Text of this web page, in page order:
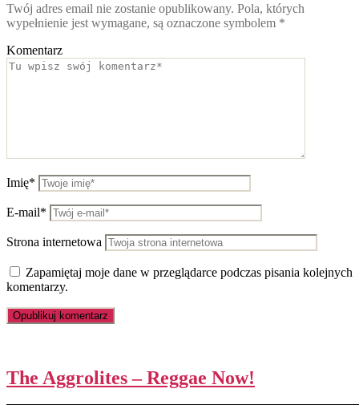
Twój adres email nie zostanie opublikowany. Pola, których
wypełnienie jest wymagane, są oznaczone symbolem *
Komentarz
Imię*
E-mail*
Strona internetowa
Zapamiętaj moje dane w przeglądarce podczas pisania kolejnych
komentarzy.
The Aggrolites – Reggae Now!